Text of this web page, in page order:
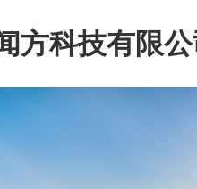
方科技有限